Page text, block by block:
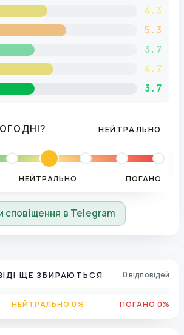
4.3
5.3
3.7
4.7
3.7
НЕЙТРАЛЬНО
НЕЙТРАЛЬНО ПОГАНО
сповіщення в Telegram
ЩЕ ЗБИРАЮТЬСЯ 0 відповідей
НЕЙТРАЛЬНО 0% ПОГАНО 0%